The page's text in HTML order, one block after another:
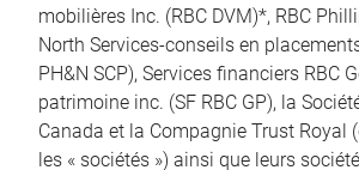
mobilières Inc. (RBC DVM)*, RBC
North Services-conseils en
PH&N SCP), Services financiers RBC
patrimoine inc. (SF RBC GP), la
Canada et la Compagnie Trust Royal
les « sociétés ») ainsi que leurs